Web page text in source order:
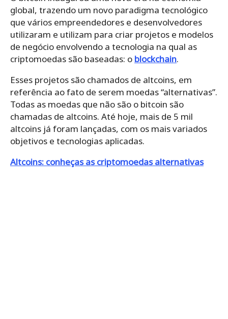
global, trazendo um novo paradigma tecnológico
que vários empreendedores e desenvolvedores
utilizaram e utilizam para criar projetos e modelos
de negócio envolvendo a tecnologia na qual as
criptomoedas são baseadas: o blockchain.
Esses projetos são chamados de altcoins, em
referência ao fato de serem moedas “alternativas”.
Todas as moedas que não são o bitcoin são
chamadas de altcoins. Até hoje, mais de 5 mil
altcoins já foram lançadas, com os mais variados
objetivos e tecnologias aplicadas.
Altcoins: conheças as criptomoedas alternativas